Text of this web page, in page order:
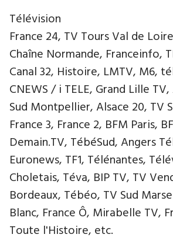
Télévision
France 24, TV Tours Val de
Chaîne Normande, Franceinfo,
Canal 32, Histoire, LMTV, M6,
CNEWS / i TELE, Grand Lille
Sud Montpellier, Alsace 20, TV
France 3, France 2, BFM Paris,
Demain.TV, TébéSud, Angers
Euronews, TF1, Télénantes,
Choletais, Téva, BIP TV, TV
Bordeaux, Tébéo, TV Sud
Blanc, France Ô, Mirabelle TV,
Toute l'Histoire, etc.